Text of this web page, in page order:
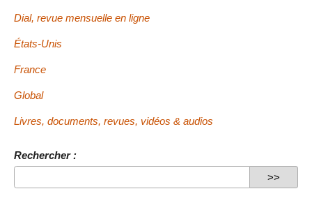
Dial, revue mensuelle en ligne
États-Unis
France
Global
Livres, documents, revues, vidéos & audios
Rechercher :